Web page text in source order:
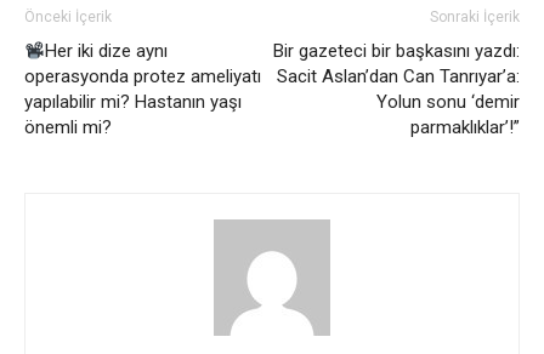
Önceki İçerik
Her iki dize aynı
operasyonda protez ameliyatı
yapılabilir mi? Hastanın yaşı
önemli mi?
Sonraki İçerik
Bir gazeteci bir başkasını yazdı:
Sacit Aslan’dan Can Tanrıyar’a:
Yolun sonu ‘demir
parmaklıklar’!”